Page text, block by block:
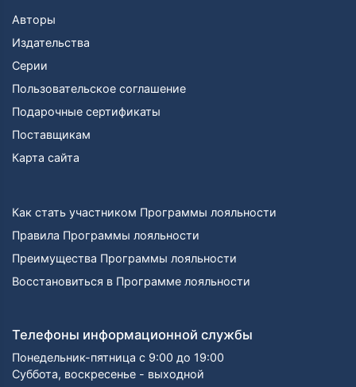
Авторы
Издательства
Серии
Пользовательское соглашение
Подарочные сертификаты
Поставщикам
Карта сайта
Как стать участником Программы лояльности
Правила Программы лояльности
Преимущества Программы лояльности
Восстановиться в Программе лояльности
Телефоны информационной службы
Понедельник-пятница с 9:00 до 19:00
Суббота, воскресенье - выходной